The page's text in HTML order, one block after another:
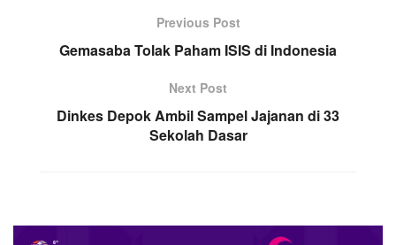
Previous Post
Gemasaba Tolak Paham ISIS di Indonesia
Next Post
Dinkes Depok Ambil Sampel Jajanan di 33
Sekolah Dasar